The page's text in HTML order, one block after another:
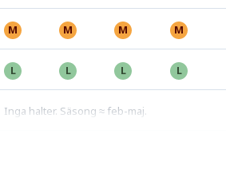
Inga halter. Säsong ≈ feb-maj.